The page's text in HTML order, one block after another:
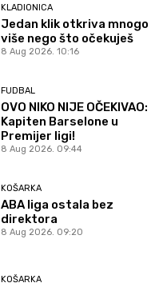
KLADIONICA
Jedan klik otkriva mnogo
više nego što očekuješ
8 Aug 2026. 10:16
FUDBAL
OVO NIKO NIJE OČEKIVAO:
Kapiten Barselone u
Premijer ligi!
8 Aug 2026. 09:44
KOŠARKA
ABA liga ostala bez
direktora
8 Aug 2026. 09:20
KOŠARKA